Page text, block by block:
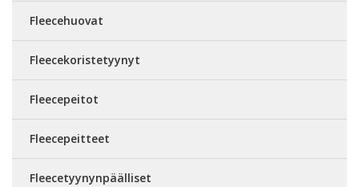
Fleecehuovat
Fleecekoristetyynyt
Fleecepeitot
Fleecepeitteet
Fleecetyynynpäälliset